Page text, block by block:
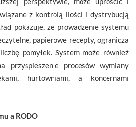
z kontrolą ilości i dystrybucją
pokazuje, że prowadzenie systemu
papierowe recepty, ogranicza
pomyłek. System może również
przyspieszenie procesów wymiany
hurtowniami, a koncernami
a RODO